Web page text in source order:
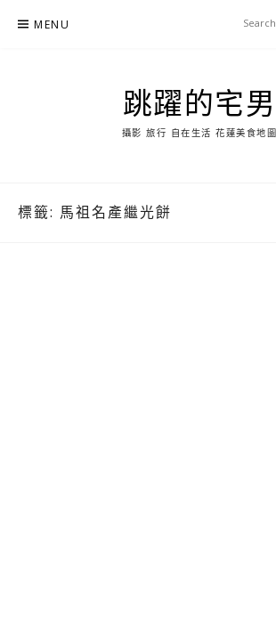
MENU
跳躍的宅男
攝影 旅行 自在生活 花蓮美食地圖
標籤: 馬祖名產繼光餅